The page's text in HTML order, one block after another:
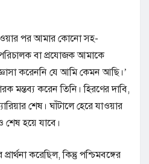
পর আমার কোনো সহ-
বা প্রযোজক আমাকে
করেননি যে আমি কেমন আছি।’
মন্তব্য করেন তিনি। হিরণের দাবি,
শেষ। ঘাঁটালে হেরে যাওয়ার
শেষ হয়ে যাবে।
করেছিল, কিন্তু পশ্চিমবঙ্গের